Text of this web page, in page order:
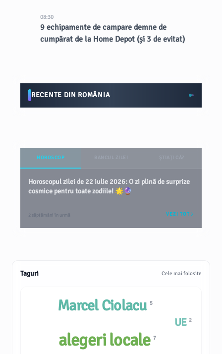
08:30
9 echipamente de campare demne de
cumpărat de la Home Depot (și 3 de evitat)
RECENTE DIN ROMÂNIA
HOROSCOP
Horoscopul zilei de 22 iulie 2026: O zi plină de surprize
cosmice pentru toate zodiile! 🌟🔮
2 săptămâni în urmă VEZI TOT
Taguri Cele mai folosite
UE 2
alegeri locale7
Marcel Ciolacu 5